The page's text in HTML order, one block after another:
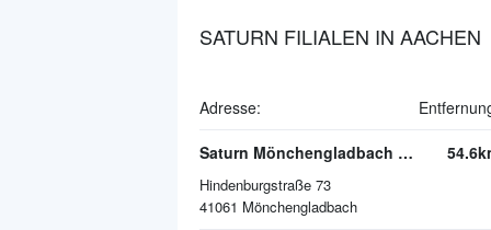
SATURN FILIALEN IN AACHEN
Adresse:
Saturn Mönchengladbach Minto
Hindenburgstraße 73
41061 Mönchengladbach